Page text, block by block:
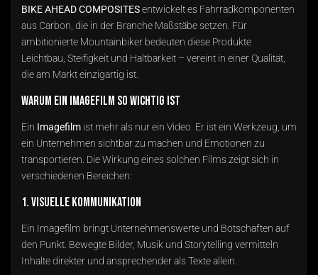
BIKE AHEAD COMPOSITESentwickelt es Fahrradkomponenten
aus Carbon, die in der Branche Maßstäbe setzen. Für
ambitionierte Mountainbiker bedeuten diese Produkte
Leichtbau, Steifigkeit und Haltbarkeit – vereint in einer Qualität,
die am Markt einzigartig ist.
Warum ein Imagefilm so wichtig ist
Ein Imagefilm ist mehr als nur ein Video. Er ist ein Werkzeug, um
ein Unternehmen sichtbar zu machen und Emotionen zu
transportieren. Die Wirkung eines solchen Films zeigt sich in
verschiedenen Bereichen:
1. Visuelle Kommunikation
Ein Imagefilm bringt Unternehmenswerte und Botschaften auf
den Punkt. Bewegte Bilder, Musik und Storytelling vermitteln
Inhalte direkter und ansprechender als Texte allein.